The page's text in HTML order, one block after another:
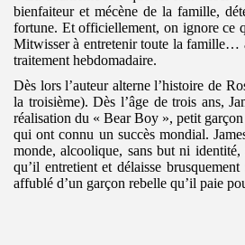
bienfaiteur et mécène de la famille,
fortune. Et officiellement, on ignore ce
Mitwisser à entretenir toute la famille…
traitement hebdomadaire.
Dès lors l’auteur alterne l’histoire de
la troisième). Dès l’âge de trois ans,
réalisation du « Bear Boy », petit garçon
qui ont connu un succès mondial.
monde, alcoolique, sans but ni identité,
qu’il entretient et délaisse
affublé d’un garçon rebelle qu’il paie